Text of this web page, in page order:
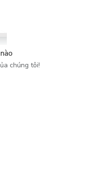
chúng tôi!